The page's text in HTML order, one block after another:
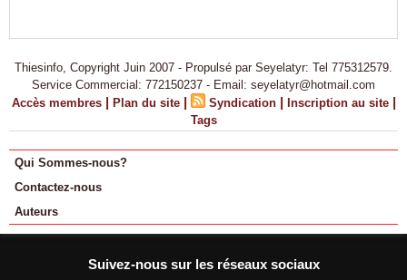
Thiesinfo, Copyright Juin 2007 - Propulsé par Seyelatyr: Tel 775312579.
Service Commercial: 772150237 - Email: seyelatyr@hotmail.com
Accès membres | Plan du site | Syndication | Inscription au site |
Tags
Qui Sommes-nous?
Contactez-nous
Auteurs
Suivez-nous sur les réseaux sociaux